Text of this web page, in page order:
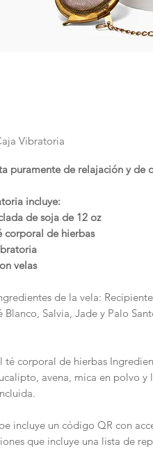
Vibratoria
puramente de relajación y de
incluye:
de soja de 12 oz
corporal de hierbas
velas
de la vela:
Blanco, Salvia, Jade y Palo
té corporal de hierbas
avena, mica en polvo
incluye un código QR con
que incluye una lista de